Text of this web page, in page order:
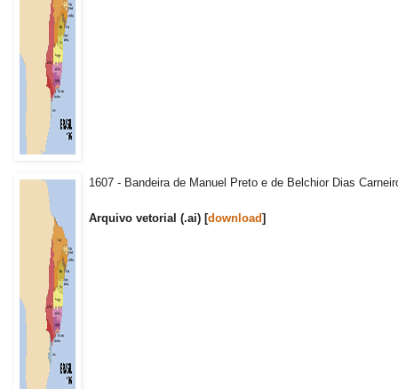
1607 - Bandeira de Manuel Preto e de Belchior Dias
Arquivo vetorial (.ai) [download]